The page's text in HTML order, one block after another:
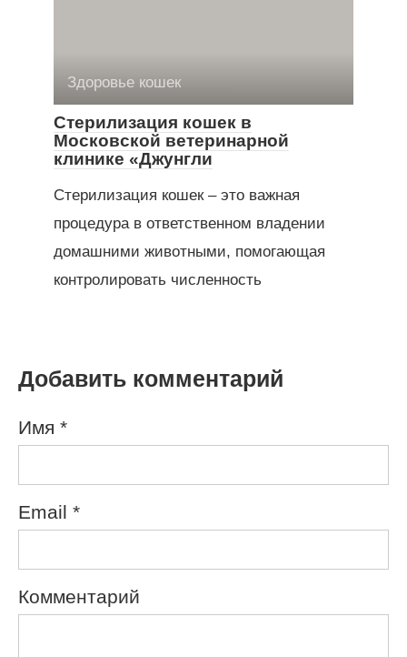
Здоровье кошек
Стерилизация кошек в
Московской ветеринарной
клинике «Джунгли
Стерилизация кошек – это важная
процедура в ответственном владении
домашними животными, помогающая
контролировать численность
Добавить комментарий
Имя *
Email *
Комментарий